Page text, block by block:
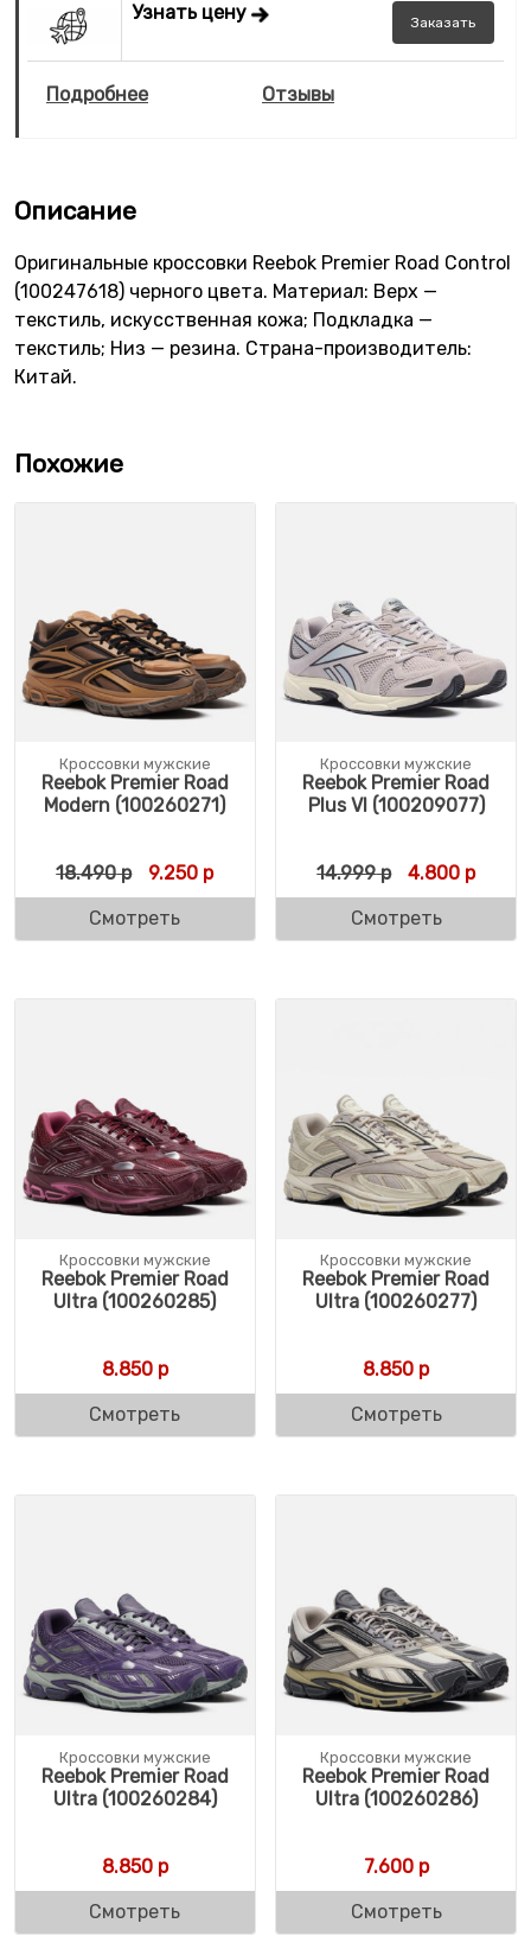
Узнать цену Заказать
Подробнее Отзывы
Описание
Оригинальные кроссовки Reebok Premier Road Control
(100247618) черного цвета. Материал: Верх —
текстиль, искусственная кожа; Подкладка —
текстиль; Низ — резина. Страна-производитель:
Китай.
Похожие
Кроссовки мужские
Reebok Premier Road
Modern (100260271)
18.490р Первоначальная цена составляла 18.490
9.250 рТекущая цена: 9.250 р.
Смотреть
Кроссовки мужские
Reebok Premier Road
Plus VI (100209077)
14.999р 4.800 р
Смотреть
Кроссовки мужские
Reebok Premier Road
Ultra (100260285)
8.850р
Смотреть
Кроссовки мужские
Reebok Premier Road
Ultra (100260277)
8.850 р
Смотреть
Кроссовки мужские
Reebok Premier Road
Ultra (100260284)
8.850р
Смотреть
Кроссовки мужские
Reebok Premier Road
Ultra (100260286)
7.600р
Смотреть